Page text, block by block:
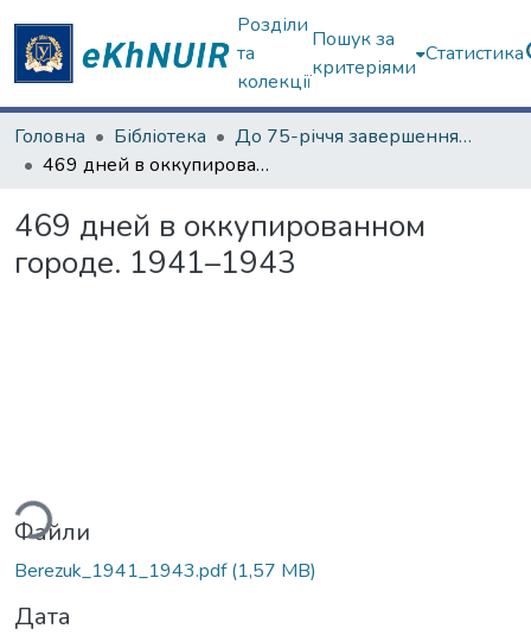
Розділи
та
колекції
Пошук за
критеріями
Статистика
Головна Бібліотека
До 75-річчя завершення Другої світової війни
469 дней в оккупированном городе. 1941–1943
469 дней в оккупированном
городе. 1941–1943
Файли
Berezuk_1941_1943.pdf(1,57 MB)
Дата